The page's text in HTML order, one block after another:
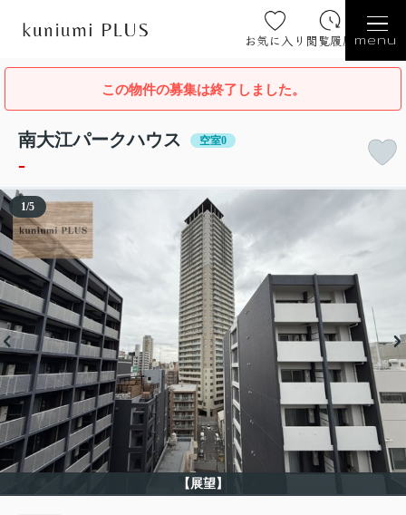
お気に入り 閲覧履歴 menu
この物件の募集は終了しました。
南大江パークハウス 空室0
-
【展望】
1/5